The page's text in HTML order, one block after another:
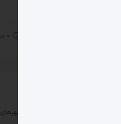
و باکیفیت، از …
0 دیدگاه
تا خرید مطمئن
این منطقه با بسیاری از شهرهای